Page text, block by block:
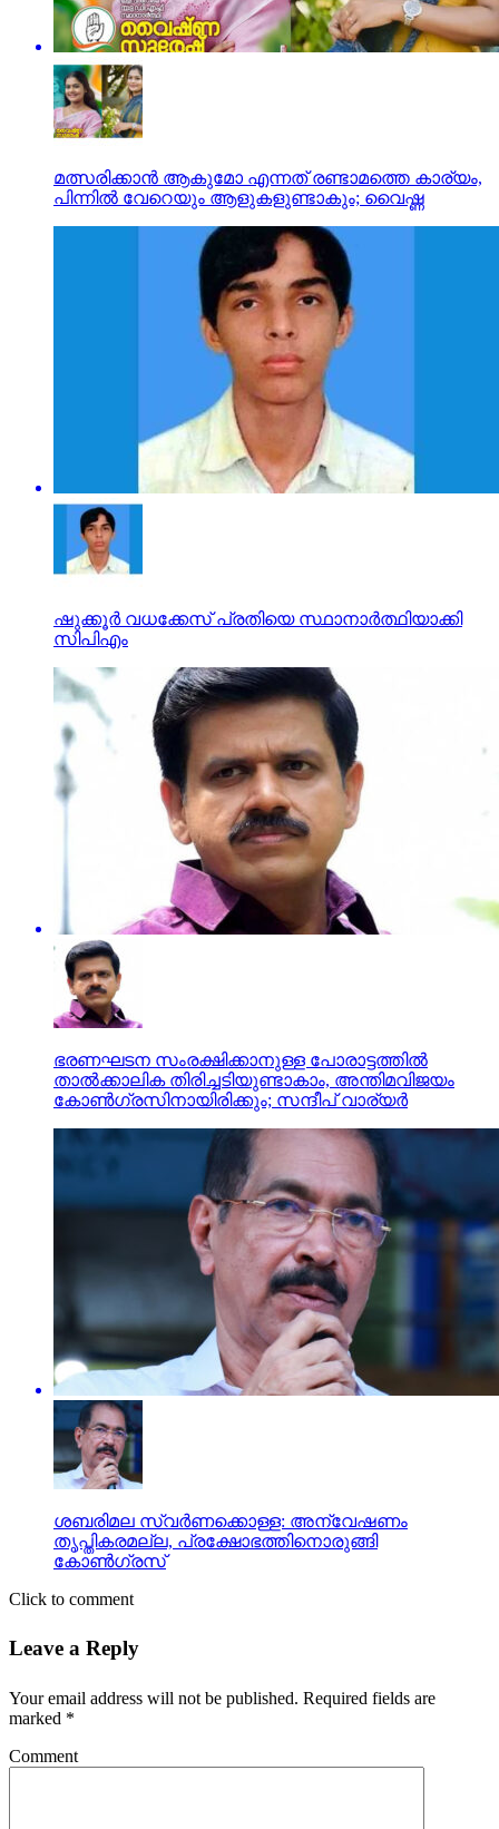
മത്സരിക്കാന്‍ ആകുമോ എന്നത് രണ്ടാമത്തെ കാര്യം,
പിന്നില്‍ വേറെയും ആളുകളുണ്ടാകും; വൈഷ്ണ
ഷുക്കൂര്‍ വധക്കേസ് പ്രതിയെ സ്ഥാനാര്‍ത്ഥിയാക്കി
സിപിഎം
ഭരണഘടന സംരക്ഷിക്കാനുള്ള പോരാട്ടത്തില്‍
താല്‍ക്കാലിക തിരിച്ചടിയുണ്ടാകാം, അന്തിമവിജയം
കോണ്‍ഗ്രസിനായിരിക്കും; സന്ദീപ് വാര്യര്‍
ശബരിമല സ്വര്‍ണക്കൊള്ള: അന്വേഷണം
തൃപ്തികരമല്ല, പ്രക്ഷോഭത്തിനൊരുങ്ങി
കോണ്‍ഗ്രസ്
Click to comment
Leave a Reply
Your email address will not be published. Required fields are
marked *
Comment